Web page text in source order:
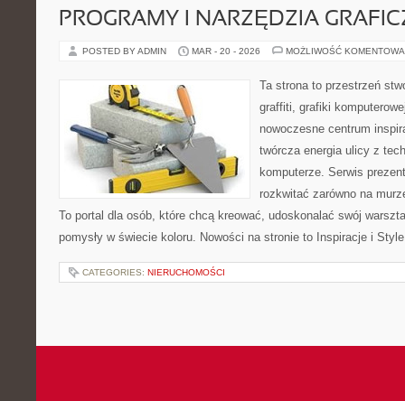
PROGRAMY I NARZĘDZIA
POSTED BY ADMIN MAR - 20 - 2026 MOŻLIWOŚĆ
Ta strona to przestrzeń
graffiti, grafiki
nowoczesne centrum
twórcza energia ulicy z
komputerze. Serwis
rozkwitać zarówno na
To portal dla osób, które chcą kreować, udoskonalać swój
pomysły w świecie koloru. Nowości na stronie to Inspiracje i
CATEGORIES: NIERUCHOMOŚCI